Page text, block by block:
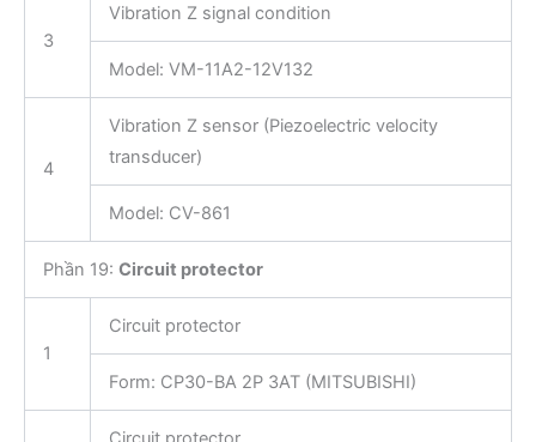
3
Vibration Z signal condition
Model: VM-11A2-12V132
4
Vibration Z sensor (Piezoelectric velocity
transducer)
Model: CV-861
Phần 19: Circuit protector
1
Circuit protector
Form: CP30-BA 2P 3AT (MITSUBISHI)